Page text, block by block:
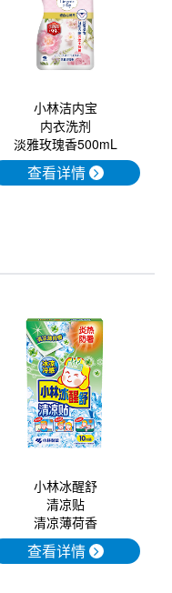
小林洁内宝
内衣洗剂
淡雅玫瑰香500mL
查看详情
小林冰醒舒
清凉贴
清凉薄荷香
查看详情